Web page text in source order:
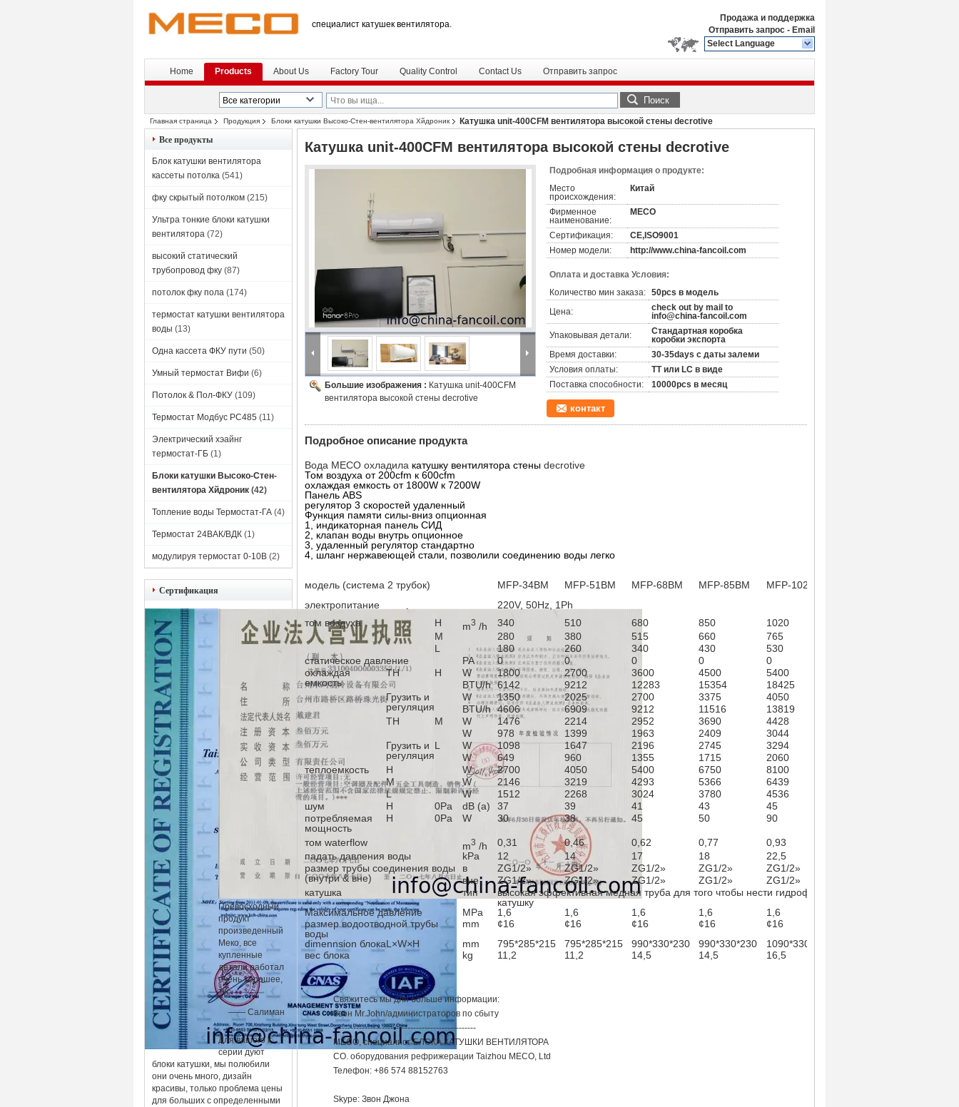
специалист катушек вентилятора.
Продажа и поддержка
Отправить запрос - Email
Select Language
Home Products About Us Factory Tour Quality Control Contact Us Отправить запрос
Поиск
Главная страница Продукция Блоки катушки Высоко-Стен-вентилятора Хйдроник
Катушка unit-400CFM вентилятора высокой стены decrotive
Все продукты
Блок катушки вентилятора
кассеты потолка (541)
фку скрытый потолком (215)
Ультра тонкие блоки катушки
вентилятора (72)
высокий статический
трубопровод фку (87)
потолок фку пола (174)
термостат катушки вентилятора
воды (13)
Одна кассета ФКУ пути (50)
Умный термостат Вифи (6)
Потолок & Пол-ФКУ (109)
Термостат Модбус РС485 (11)
Электрический хэайнг
термостат-ГБ (1)
Блоки катушки Высоко-Стен-
вентилятора Хйдроник (42)
Топление воды Термостат-ГА (4)
Термостат 24ВАК/ВДК (1)
модулируя термостат 0-10В (2)
Сертификация
Превосходный
продукт
произведенный
Меко, все
купленные
детали работал
очень хорошее,
ткс.
—— Салиман
Для вашего к
серии дуют
блоки катушки, мы полюбили
они очень много, дизайн
красивы, только проблема цены
для больших с определенными
Катушка unit-400CFM вентилятора высокой стены decrotive
Большие изображения : Катушка unit-400CFM
вентилятора высокой стены decrotive
Подробная информация о продукте:
Место
происхождения:
Китай
Фирменное
наименование:
MECO
Сертификация:
CE,ISO9001
Номер модели:
http://www.china-fancoil.com
Оплата и доставка Условия:
Количество мин заказа: 50pcs в модель
Цена:
check out by mail to
info@china-fancoil.com
Упаковывая детали:
Стандартная коробка
коробки экспорта
Время доставки:
30-35days с даты залеми
Условия оплаты:
TT или LC в виде
Поставка способности:
10000pcs в месяц
контакт
Подробное описание продукта
Вода MECO охладила катушку вентилятора стены decrotive
Том воздуха от 200cfm к 600cfm
охлаждая емкость от 1800W к 7200W
Панель ABS
регулятор 3 скоростей удаленный
Функция памяти силы-вниз опционная
1, индикаторная панель СИД
2, клапан воды внутрь опционное
3, удаленный регулятор стандартно
4, шланг нержавеющей стали, позволили соединению воды легко
модель (система 2 трубок) MFP-34BM MFP-51BM MFP-68BM MFP-85BM MFP-102BM
электропитание
220V, 50Hz, 1Ph
том воздуха
H m3 /h 340 510 680 850 1020
M
280 380 515 660 765
L
180 260 340 430 530
статическое давление
PA 0 0 0 0 0
охлаждая
емкость
TH H W 1800 2700 3600 4500 5400
BTU/h 6142 9212 12283 15354 18425
Грузить и
регуляция
W 1350 2025 2700 3375 4050
BTU/h 4606 6909 9212 11516 13819
TH
M W 1476 2214 2952 3690 4428
W
978 1399 1963 2409 3044
Грузить и
регуляция
L W 1098 1647 2196 2745 3294
W
649 960 1355 1715 2060
теплоемкость
H W 2700 4050 5400 6750 8100
M
W 2146 3219 4293 5366 6439
L
W 1512 2268 3024 3780 4536
шум
H 0Pa dB (a) 37 39 41 43 45
потребляемая
мощность
H 0Pa W 30 38 45 50 90
том waterflow m3 /h 0,31 0,46 0,62 0,77 0,93
падать давления воды
kPa 12 14 17 18 22,5
размер трубы соединения воды
(внутри & вне)
в ZG1/2» ZG1/2» ZG1/2» ZG1/2» ZG1/2»
вне
ZG1/2» ZG1/2» ZG1/2» ZG1/2» ZG1/2»
катушка
тип
высокая эффективная медная труба для того чтобы нести гидрофильную алюминиевую
катушку
Максимальное давление
MPa 1,6 1,6 1,6 1,6 1,6
размер водоотводной трубы
воды
mm ¢16 ¢16 ¢16 ¢16 ¢16
dimennsion блокаL×W×H mm 795*285*215 795*285*215 990*330*230 990*330*230 1090*330*255
вес блока
kg 11,2 11,2 14,5 14,5 16,5
Свяжитесь мы для больше информации:
Звон Mr.John/администраторов по сбыту
--------------------------------------------------
MECO, специалист БЛОКА КАТУШКИ ВЕНТИЛЯТОРА
CO. оборудования рефрижерации Taizhou MECO, Ltd
Телефон: +86 574 88152763
Skype: Звон Джона